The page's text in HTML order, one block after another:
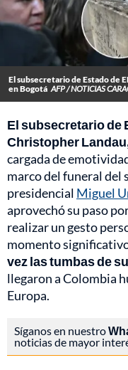
El subsecretario de Estado de
en Bogotá AFP / NOTICIAS
El subsecretario de
Christopher
cargada de
marco del funeral del
presidencial Miguel
aprovechó su paso
realizar un gesto
momento
vez las tumbas de
llegaron a Colombia
Europa.
Síganos en nuestro
noticias de mayor